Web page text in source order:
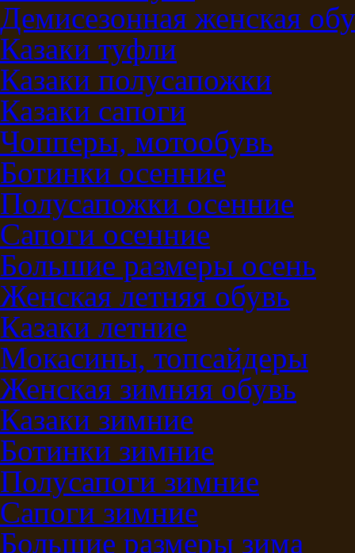
Демисезонная женская
Казаки туфли
Казаки полусапожки
Казаки сапоги
Чопперы, мотообувь
Ботинки осенние
Полусапожки осенние
Сапоги осенние
Большие размеры осень
Женская летняя обувь
Казаки летние
Мокасины, топсайдеры
Женская зимняя обувь
Казаки зимние
Ботинки зимние
Полусапоги зимние
Сапоги зимние
Большие размеры зима